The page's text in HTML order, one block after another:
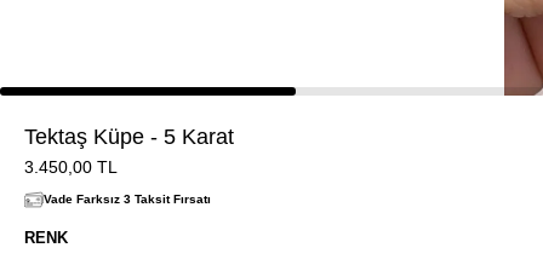
Tektaş Küpe - 5 Karat
3.450,00 TL
Vade Farksız 3 Taksit Fırsatı
RENK